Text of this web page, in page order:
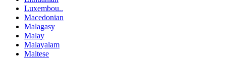
Luxembou..
Macedonian
Malagasy
Malay
Malayalam
Maltese